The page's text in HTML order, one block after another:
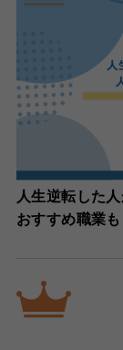
人生逆転した
おすすめ職業も